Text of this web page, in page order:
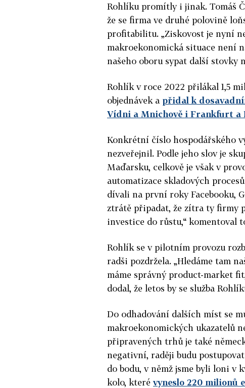
Rohlíku promítly i jinak. Tomáš
že se firma ve druhé polovině
profitabilitu. „Ziskovost je nyní
makroekonomická situace není
našeho oboru sypat další stovky
Rohlík v roce 2022 přilákal 1,5
objednávek a přidal k
Vídni a Mnichově i Frankfurt a
Konkrétní číslo hospodářského
nezveřejnil. Podle jeho slov je
Maďarsku, celkově je však v
automatizace skladových
dívali na první roky Facebooku,
ztrátě připadat, že zítra ty firmy
investice do růstu,“ komentoval
Rohlík se v pilotním provozu
radši pozdržela. „Hledáme tam
máme správný product-market
dodal, že letos by se služba
Do odhadování dalších míst se
makroekonomických ukazatelů
připravených trhů je také
negativní, raději budu
do bodu, v němž jsme byli loni v
kolo, kterévyneslo 220 milionů